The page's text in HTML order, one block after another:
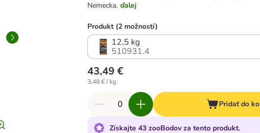
Nemecka. ďalej
Produkt (2 možností)
12,5 kg
510931.4
43,49 €
3,48 € / kg
Pridať do
Získajte 43 zooBodov za tento produkt.